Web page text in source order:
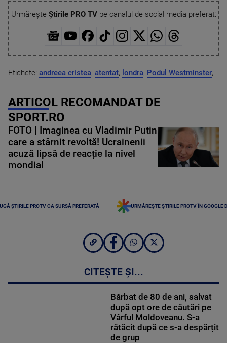
Urmărește Știrile PRO TVpe canalul de social media preferat:
Etichete: andreea cristea, atentat, londra, Podul Westminster,
ARTICOL RECOMANDAT DE
SPORT.RO
FOTO | Imaginea cu Vladimir Putin
care a stârnit revoltă! Ucrainenii
acuză lipsă de reacție la nivel
mondial
ȘTIRILE PROTV CA SURSĂ PREFERATĂ URMĂREȘTE ȘTIRILE PROTV ÎN GOOGLE
CITEȘTE ȘI...
Bărbat de 80 de ani, salvat
după opt ore de căutări pe
Vârful Moldoveanu. S-a
rătăcit după ce s-a despărțit
de grup